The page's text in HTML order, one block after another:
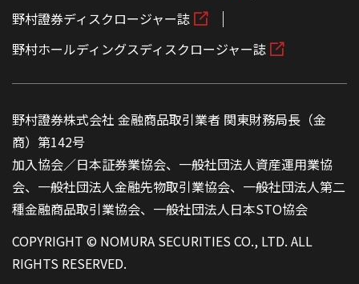
野村證券ディスクロージャー誌
野村ホールディングスディスクロージャー誌
野村證券株式会社 金融商品取引業者 関東財務局長（金
商）第142号
加入協会／日本証券業協会、一般社団法人資産運用業協
会、一般社団法人金融先物取引業協会、一般社団法人第二
種金融商品取引業協会、一般社団法人日本STO協会
COPYRIGHT © NOMURA SECURITIES CO., LTD. ALL
RIGHTS RESERVED.